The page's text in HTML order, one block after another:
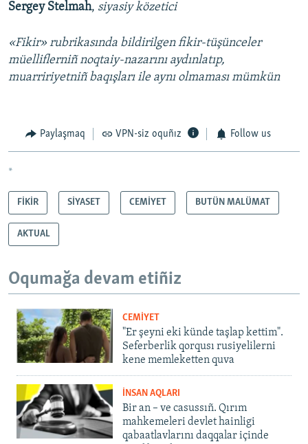
Sergey Stelmah, siyasiy közetici
«Fikir» rubrikasında bildirilgen fikir-tüşünceler
müelliflerniñ noqtaiy-nazarını aydınlatıp,
muarririyetniñ baqışları ile aynı olmaması mümkün
Paylaşmaq VPN-siz oquñız Follow us
*
FİKİR SİYASET CEMİYET BUTÜN MALÜMAT
AKTUAL
Oqumağa devam etiñiz
CEMİYET
"Er şeyni eki künde taşlap kettim".
Seferberlik qorqusı rusiyelilerni
kene memleketten quva
İNSAN AQLARI
Bir an – ve casussıñ. Qırım
mahkemeleri devlet hainligi
qabaatlavlarını daqqalar içinde